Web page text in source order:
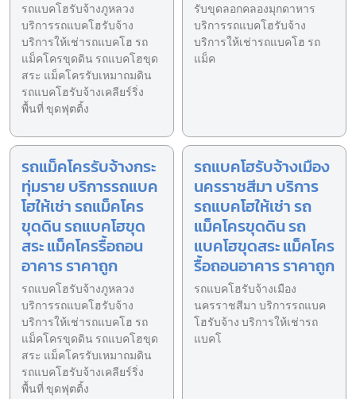
รถแบคโฮรับจ้างภูหลวง
บริการรถแบคโฮรับจ้าง
บริการให้เช่ารถแบคโฮ รถ
แม็คโครขุดดิน รถแบคโฮขุด
สระ แม็คโครรับเหมาถมดิน
รถแบคโฮรับจ้างเคลียร์ริ่ง
พื้นที่ ขุดฟุตติ้ง
รับขุดลอกคลองมุกดาหาร
บริการรถแบคโฮรับจ้าง
บริการให้เช่ารถแบคโฮ รถ
แม็ค
รถแม็คโครรับจ้างกระ
ทุ่มราย บริการรถแบค
โฮให้เช่า รถแม็คโคร
ขุดดิน รถแบคโฮขุด
สระ แม็คโครรื้อถอน
อาคาร ราคาถูก
รถแบคโฮรับจ้างภูหลวง
บริการรถแบคโฮรับจ้าง
บริการให้เช่ารถแบคโฮ รถ
แม็คโครขุดดิน รถแบคโฮขุด
สระ แม็คโครรับเหมาถมดิน
รถแบคโฮรับจ้างเคลียร์ริ่ง
พื้นที่ ขุดฟุตติ้ง
รถแบคโฮรับจ้างเมือง
นครราชสีมา บริการ
รถแบคโฮให้เช่า รถ
แม็คโครขุดดิน รถ
แบคโฮขุดสระ แม็คโคร
รื้อถอนอาคาร ราคาถูก
รถแบคโฮรับจ้างเมือง
นครราชสีมา บริการรถแบค
โฮรับจ้าง บริการให้เช่ารถ
แบคโ